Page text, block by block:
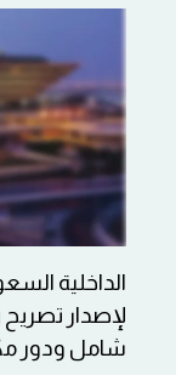
الداخلية
لإصدار
شامل ودور